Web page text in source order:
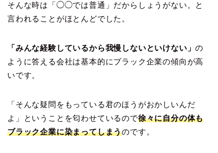
そんな時は「◯◯では普通」だからしょうがない。と
言われることがほとんどでした。
「みんな経験しているから我慢しないといけない」の
ように答える会社は基本的にブラック企業の傾向が高
いです。
「そんな疑問をもっている君のほうがおかしいんだ
よ」ということを匂わせているので徐々に自分の体も
ブラック企業に染まってしまうのです。